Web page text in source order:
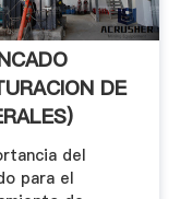
DE
Chile
del
para el